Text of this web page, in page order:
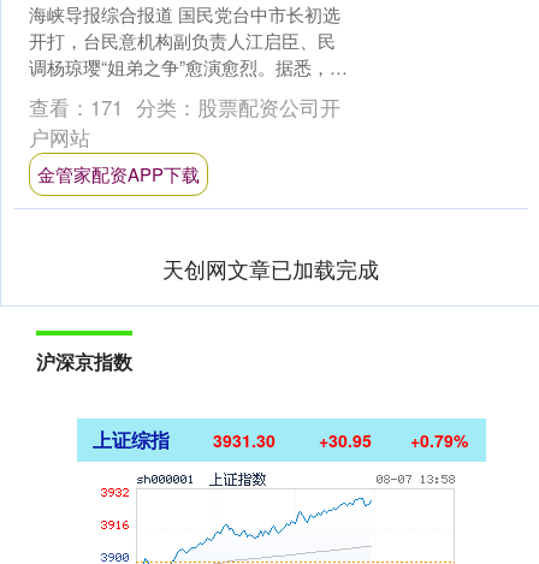
海峡导报综合报道 国民党台中市长初选
开打，台民意机构副负责人江启臣、民
调杨琼璎“姐弟之争”愈演愈烈。据悉，江
启臣表态已签署中央党部的提名协议，
外传内容是3月底采....
查看： 171 分类： 股票配资公司开
户网站
金管家配资APP下载
天创网文章已加载完成
沪深京指数
上证综指 3931.30 +30.95 +0.79%